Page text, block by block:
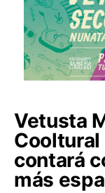
Vetusta
Cooltural
contará
más